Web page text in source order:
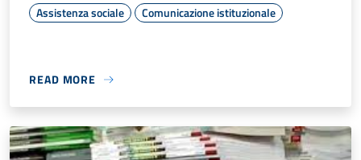
Assistenza sociale Comunicazione istituzionale
READ MORE